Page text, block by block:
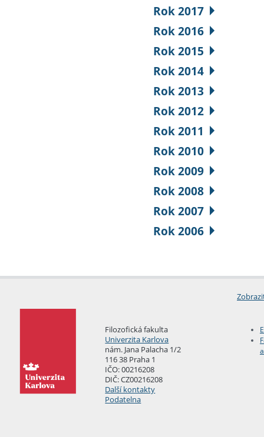
Rok 2017
Rok 2016
Rok 2015
Rok 2014
Rok 2013
Rok 2012
Rok 2011
Rok 2010
Rok 2009
Rok 2008
Rok 2007
Rok 2006
Filozofická fakulta
Univerzita Karlova
nám. Jana Palacha 1/2
116 38 Praha 1
IČO: 00216208
DIČ: CZ00216208
Další kontakty
Podatelna